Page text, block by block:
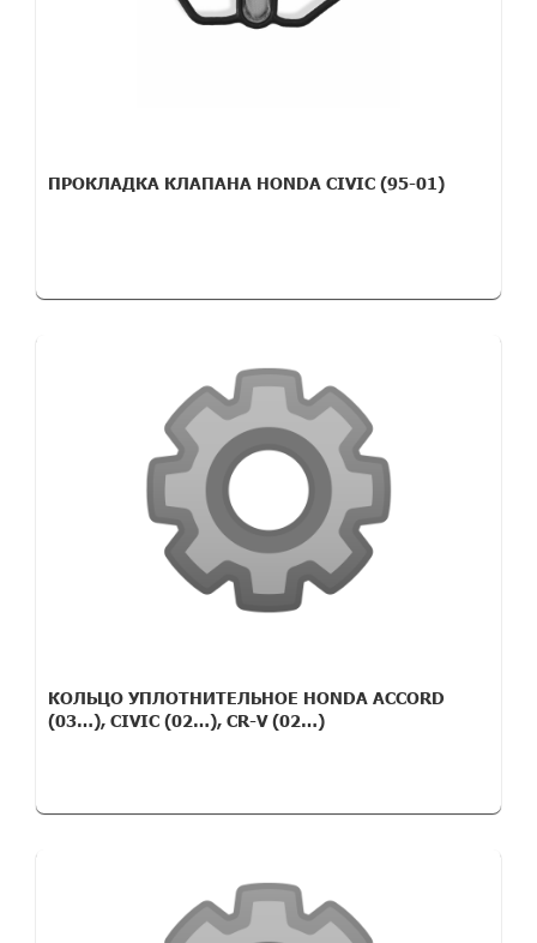
ПРОКЛАДКА КЛАПАНА HONDA CIVIC (95-01)
КОЛЬЦО УПЛОТНИТЕЛЬНОЕ HONDA ACCORD
(03…), CIVIC (02…), CR-V (02…)